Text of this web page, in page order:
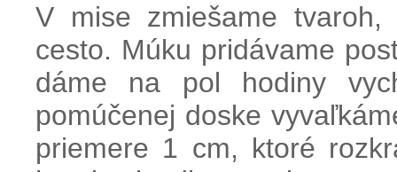
V mise zmiešame
cesto. Múku pridávame
dáme na pol hodiny
pomúčenej doske
priemere 1 cm, ktoré